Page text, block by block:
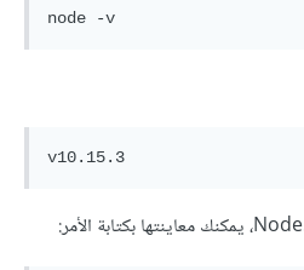
node -v